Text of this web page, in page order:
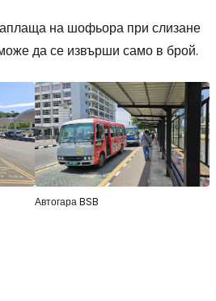
на шофьора при слизане
да се извърши само в брой.
Автогара BSB